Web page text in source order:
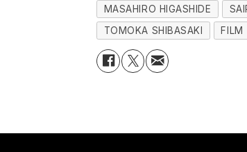
MASAHIRO HIGASHIDE
TOMOKA SHIBASAKI
FILM